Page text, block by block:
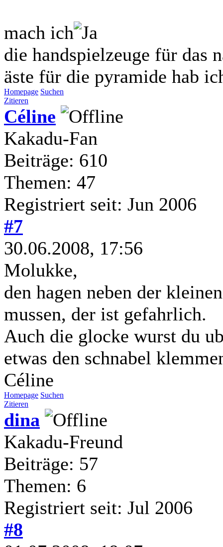
mach ich
die handspielzeuge für das
äste für die pyramide hab
Homepage Suchen
Zitieren
Céline
Kakadu-Fan
Beiträge: 610
Themen: 47
Registriert seit: Jun 2006
#7
30.06.2008, 17:56
Molukke,
den hagen neben der
mussen, der ist gefahrlich.
Auch die glocke wurst du
etwas den schnabel
Céline
Homepage Suchen
Zitieren
dina
Kakadu-Freund
Beiträge: 57
Themen: 6
Registriert seit: Jul 2006
#8